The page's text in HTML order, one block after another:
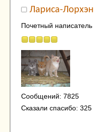
Лариса-Лорхэн
Почетный написатель
Сообщений: 7825
Сказали спасибо: 325